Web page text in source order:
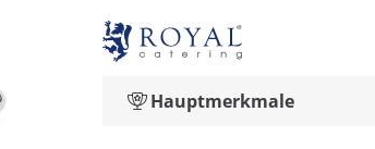
Hauptmerkmale